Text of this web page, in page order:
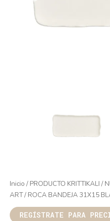
Inicio / PRODUCTO KRITTIKALI /
ART/ ROCA BANDEJA 31X15
REGÍSTRATE PARA